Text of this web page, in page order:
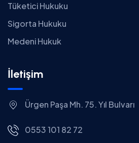
Tüketici Hukuku
Sigorta Hukuku
Medeni Hukuk
İletişim
Ürgen Paşa Mh. 75. Yıl Bulvarı
0553 101 82 72